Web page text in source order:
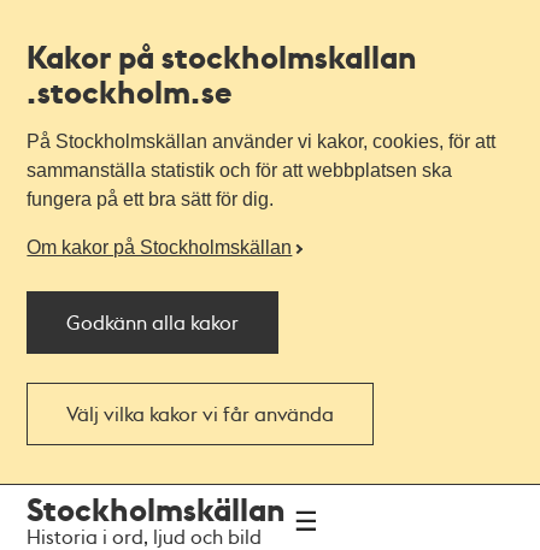
Kakor på stockholmskallan
.stockholm.se
På Stockholmskällan använder vi kakor, cookies, för att
sammanställa statistik och för att webbplatsen ska
fungera på ett bra sätt för dig.
Om kakor på Stockholmskällan
Godkänn alla kakor
Välj vilka kakor vi får använda
navigationen
huvudinnehållet
Stockholmskällan
Historia i ord, ljud och bild